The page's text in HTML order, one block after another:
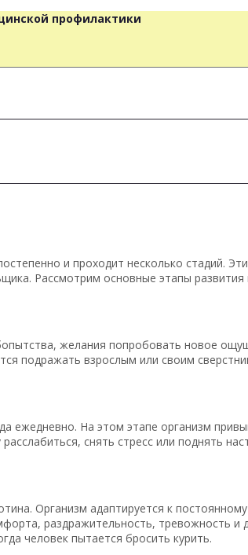
профилактики
и проходит несколько стадий.
Рассмотрим основные этапы
желания попробовать новое
подражать взрослым или своим
ежедневно. На этом этапе организм
снять стресс или поднять
Организм адаптируется к
раздражительность, тревожность и
человек пытается бросить курить.